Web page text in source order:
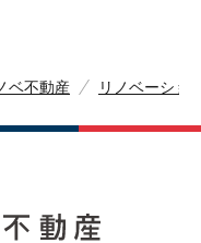
ベ不動産 リノベーショ